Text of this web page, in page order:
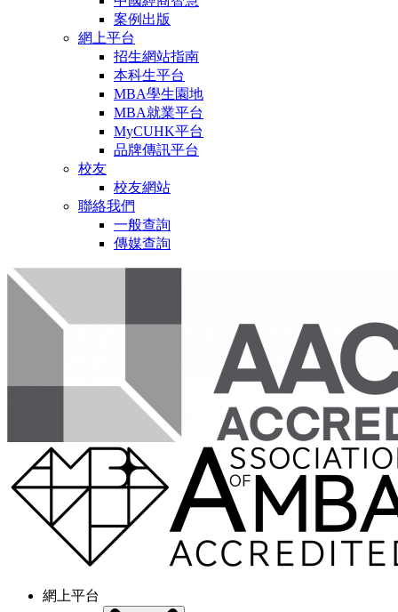
案例出版
網上平台
招生網站指南
本科生平台
MBA學生園地
MBA就業平台
MyCUHK平台
品牌傳訊平台
校友
校友網站
聯絡我們
一般查詢
傳媒查詢
網上平台